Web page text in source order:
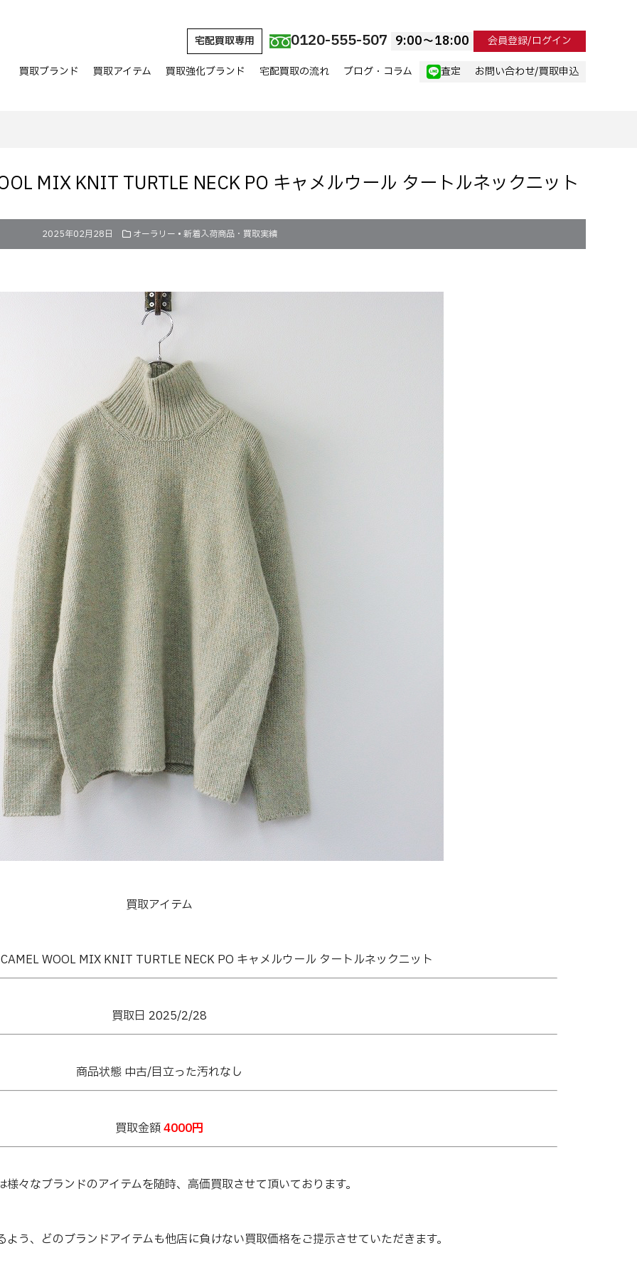
宅配買取専用 0120-555-507 9:00〜18:00 会員登録/ログイン
買取ブランド 買取アイテム 買取強化ブランド 宅配買取の流れ ブログ・コラム 査定 お問い合わせ/買取申込
MIX KNIT TURTLE NECK PO キャメルウール タートルネックニット
2025年02月28日 オーラリー • 新着入荷商品・買取実績
買取アイテム
WOOL MIX KNIT TURTLE NECK PO キャメルウール タートルネックニット
買取日 2025/2/28
商品状態 中古/目立った汚れなし
買取金額4000円
様々なブランドのアイテムを随時、高価買取させて頂いております。
う、どのブランドアイテムも他店に負けない買取価格をご提示させていただきます。